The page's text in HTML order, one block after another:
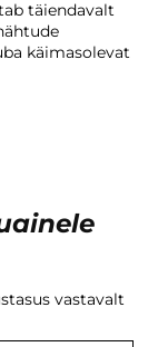
täiendavalt
käimasolevat
vastavalt